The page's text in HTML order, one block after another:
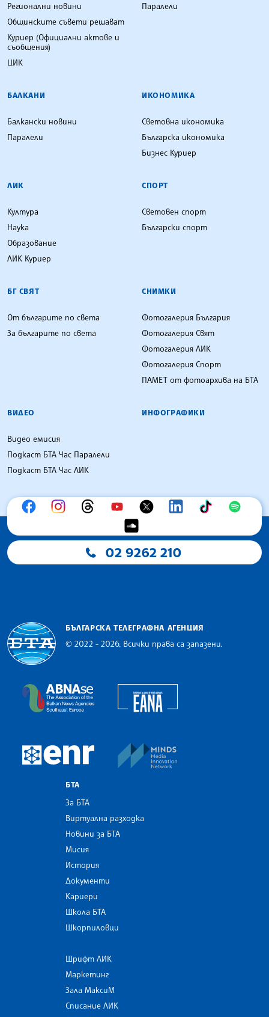
Регионални новини
Общинските съвети решават
Куриер (Официални актове и
съобщения)
ЦИК
Паралели
БАЛКАНИ
Балкански новини
Паралели
ИКОНОМИКА
Световна икономика
Българска икономика
Бизнес Куриер
ЛИК
Култура
Наука
Образование
ЛИК Куриер
СПОРТ
Световен спорт
Български спорт
БГ СВЯТ
От българите по света
За българите по света
СНИМКИ
Фотогалерия България
Фотогалерия Свят
Фотогалерия ЛИК
Фотогалерия Спорт
ПАМЕТ от фотоархива на БТА
ВИДЕО
Видео емисия
Подкаст БТА Час Паралели
Подкаст БТА Час ЛИК
ИНФОГРАФИКИ
02 9262 210
БЪЛГАРСКА ТЕЛЕГРАФНА АГЕНЦИЯ
© 2022 - 2026, Всички права са запазени.
The Assocoation of the Balkan News Agencies
European Newsroom
БТА
За БТА
Виртуална разходка
Новини за БТА
Мисия
История
Документи
Кариери
Школа БТА
Шкорпиловци
Шрифт ЛИК
Маркетинг
Зала МаксиМ
Списание ЛИК